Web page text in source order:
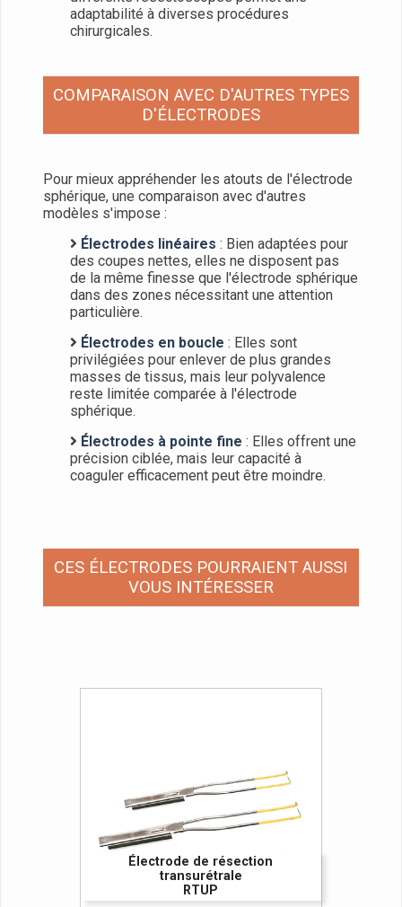
adaptabilité à diverses procédures
chirurgicales.
COMPARAISON AVEC D'AUTRES TYPES
D'ÉLECTRODES
Pour mieux appréhender les atouts de l'électrode
sphérique, une comparaison avec d'autres
modèles s'impose :
Électrodes linéaires : Bien adaptées pour
des coupes nettes, elles ne disposent pas
de la même finesse que l'électrode sphérique
dans des zones nécessitant une attention
particulière.
Électrodes en boucle : Elles sont
privilégiées pour enlever de plus grandes
masses de tissus, mais leur polyvalence
reste limitée comparée à l'électrode
sphérique.
Électrodes à pointe fine : Elles offrent une
précision ciblée, mais leur capacité à
coaguler efficacement peut être moindre.
CES ÉLECTRODES POURRAIENT AUSSI
VOUS INTÉRESSER
Électrode de résection
transurétrale
RTUP